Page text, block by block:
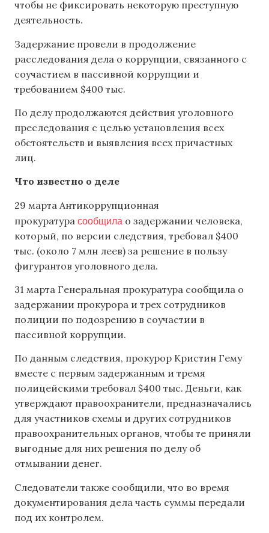
чтобы не фиксировать некоторую преступную
деятельность.
Задержание провели в продолжение
расследования дела о коррупции, связанного с
соучастием в пассивной коррупции и
требованием $400 тыс.
По делу продолжаются действия уголовного
преследования с целью установления всех
обстоятельств и выявления всех причастных
лиц.
Что известно о деле
29 марта Антикоррупционная
прокуратура сообщила о задержании человека,
который, по версии следствия, требовал $400
тыс. (около 7 млн леев) за решение в пользу
фигурантов уголовного дела.
31 марта Генеральная прокуратура сообщила о
задержании прокурора и трех сотрудников
полиции по подозрению в соучастии в
пассивной коррупции.
По данным следствия, прокурор Кристин Гему
вместе с первым задержанным и тремя
полицейскими требовал $400 тыс. Деньги, как
утверждают правоохранители, предназначались
для участников схемы и других сотрудников
правоохранительных органов, чтобы те приняли
выгодные для них решения по делу об
отмывании денег.
Следователи также сообщили, что во время
документирования дела часть суммы передали
под их контролем.